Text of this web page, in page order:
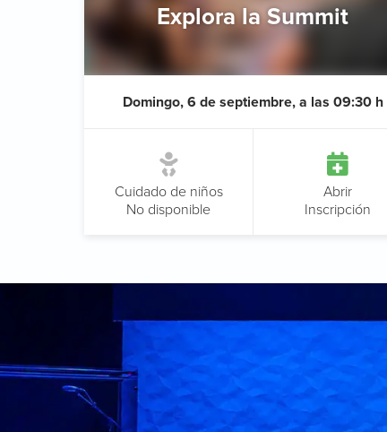
Explora la Summit
Domingo, 6 de septiembre, a las 09:30 h
Cuidado de niños
No disponible
Abrir
Inscripción